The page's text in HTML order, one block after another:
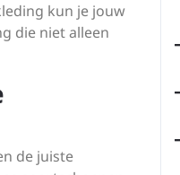
kun je jouw
die niet alleen
de juiste